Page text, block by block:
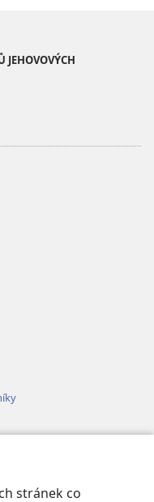
stránek co
20082008
JEHOVOVÝCH